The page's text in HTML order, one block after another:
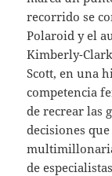
recorrido se
Polaroid y el
Kimberly-
Scott, en una
competencia
de recrear las
decisiones
de